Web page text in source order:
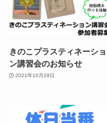
きのこプラスティネーショ
ン講習会のお知らせ
2021年10月29日